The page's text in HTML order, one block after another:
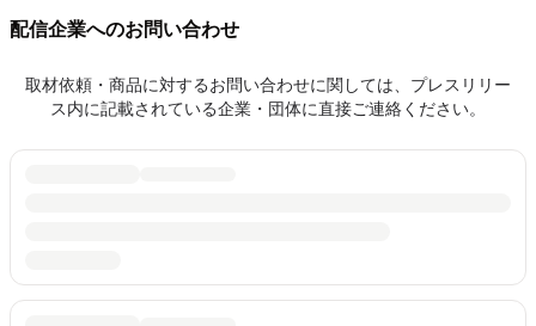
配信企業へのお問い合わせ
取材依頼・商品に対するお問い合わせに関しては、プレスリリー
ス内に記載されている企業・団体に直接ご連絡ください。